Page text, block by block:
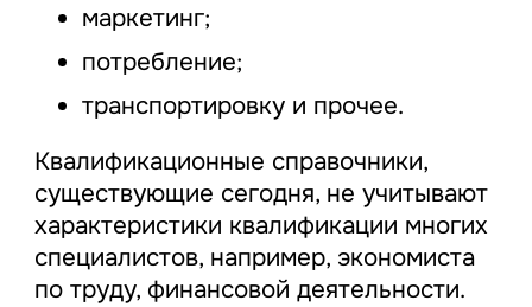
маркетинг;
потребление;
транспортировку и прочее.
Квалификационные справочники,
существующие сегодня, не учитывают
характеристики квалификации многих
специалистов, например, экономиста
по труду, финансовой деятельности.